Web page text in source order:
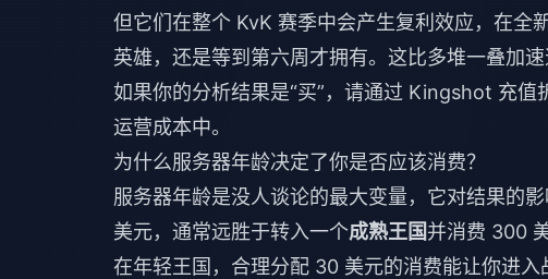
但它们在整个 KvK 赛季中会产生复利效应，在全
英雄，还是等到第六周才拥有。这比多堆一叠加
如果你的分析结果是“买”，请通过 Kingshot 充值
运营成本中。
为什么服务器年龄决定了你是否应该消费？
服务器年龄是没人谈论的最大变量，它对结果的
美元，通常远胜于转入一个成熟王国并消费 300
在年轻王国，合理分配 30 美元的消费能让你进